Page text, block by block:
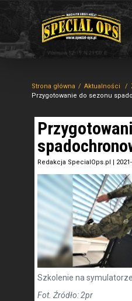
Strona główna Aktualności
Przygotowanie do sezonu
Redakcja SpecialOps.pl |
Szkolenie na
Fot. Źródło: 2pr